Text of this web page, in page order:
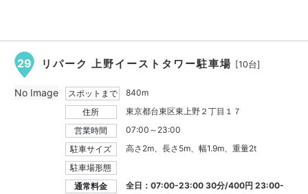
29 リパーク 上野イーストタワー駐車場 [10台]
スポットまで
840m
住所
東京都台東区東上野２丁目１７
営業時間
07:00～23:00
駐車サイズ
高さ2m、長さ5m、幅1.9m、重量2t
駐車場形態
通常料金
全日：07:00-23:00 30分/400円 23:00-
No Image